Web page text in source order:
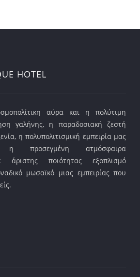
HOTEL
αύρα και η πολύτιμη
γαλήνης, η παραδοσιακή ζεστή
η πολυπολιτισμική εμπειρία μας
η προσεγμένη ατμόσφαιρα
άριστης ποιότητας εξοπλισμό
μωσαϊκό μιας εμπειρίας που